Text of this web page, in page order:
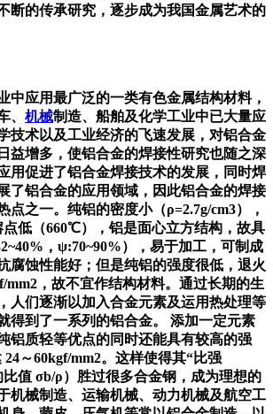
断的传承研究，逐步成为我国金属艺术的
中应用最广泛的一类有色金属结构材料，
、 机械制造、船舶及化学工业中已大量应
技术以及工业经济的飞速发展，对铝合金
益增多，使铝合金的焊接性研究也随之深
用促进了铝合金焊接技术的发展，同时焊
了铝合金的应用领域，因此铝合金的焊接
点之一。纯铝的密度小（ρ=2.7g/cm3），
点低（660℃），铝是面心立方结构，故具
，ψ:70~90%），易于加工，可制成
腐蚀性能好；但是纯铝的强度很低，退火
mm2，故不宜作结构材料。通过长期的生
人们逐渐以加入合金元素及运用热处理等
得到了一系列的铝合金。 添加一定元素
铝质轻等优点的同时还能具有较高的强
～60kgf/mm2。这样使得其“比强
值 σb/ρ）胜过很多合金钢，成为理想的
机械制造、运输机械、动力机械及航空工